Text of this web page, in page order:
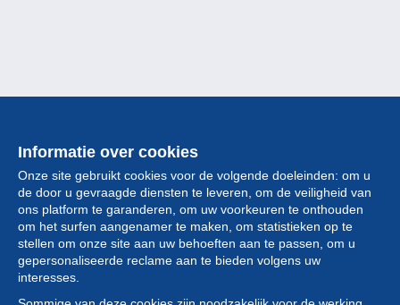
Informatie over cookies
Onze site gebruikt cookies voor de volgende doeleinden: om u
de door u gevraagde diensten te leveren, om de veiligheid van
ons platform te garanderen, om uw voorkeuren te onthouden
om het surfen aangenamer te maken, om statistieken op te
stellen om onze site aan uw behoeften aan te passen, om u
gepersonaliseerde reclame aan te bieden volgens uw
interesses.
Collectie